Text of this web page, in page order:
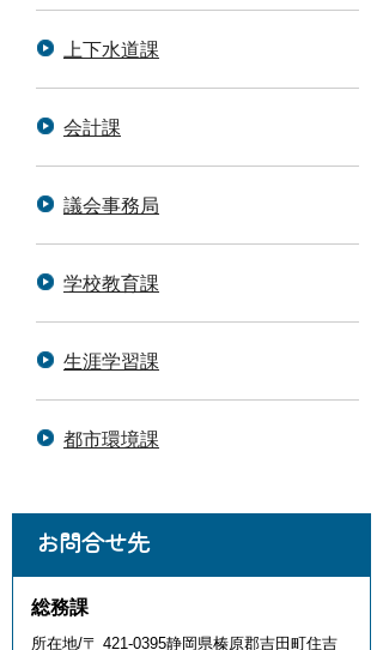
上下水道課
会計課
議会事務局
学校教育課
生涯学習課
都市環境課
お問合せ先
総務課
所在地/〒 421-0395静岡県榛原郡吉田町住吉